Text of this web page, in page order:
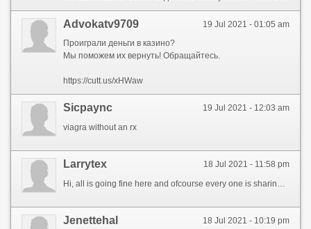
19 Jul 2021 - 01:05 am
Advokatv9709
Проиграли деньги в казино?
Мы поможем их вернуть! Обращайтесь.
https://cutt.us/xHWaw
19 Jul 2021 - 12:03 am
Sicpaync
viagra without an rx
18 Jul 2021 - 11:58 pm
Larrytex
18 Jul 2021 - 10:19 pm
Jenettehal